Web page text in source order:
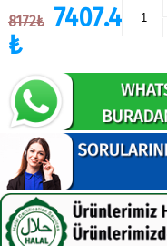
8172₺ 7407.4
₺